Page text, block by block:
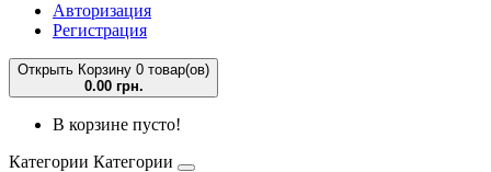
Авторизация
Регистрация
Открыть Корзину 0 товар(ов)
0.00 грн.
В корзине пусто!
Категории Категории